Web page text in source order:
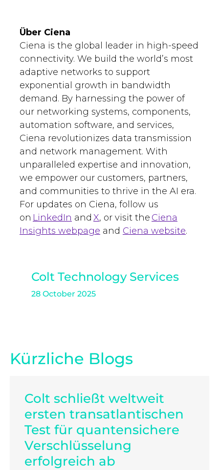
Über Ciena
Ciena is the global leader in high-speed
connectivity. We build the world’s most
adaptive networks to support
exponential growth in bandwidth
demand. By harnessing the power of
our networking systems, components,
automation software, and services,
Ciena revolutionizes data transmission
and network management. With
unparalleled expertise and innovation,
we empower our customers, partners,
and communities to thrive in the AI era.
For updates on Ciena, follow us
on LinkedIn and X, or visit the Ciena
Insights webpage and Ciena website.
Colt Technology Services
28 October 2025
Kürzliche Blogs
Colt schließt weltweit
ersten transatlantischen
Test für quantensichere
Verschlüsselung
erfolgreich ab